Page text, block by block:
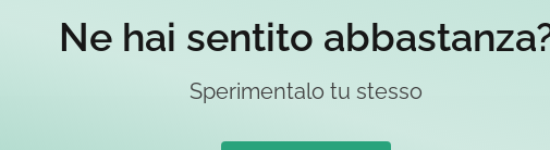
Ne hai sentito
Sperimentalo tu stesso